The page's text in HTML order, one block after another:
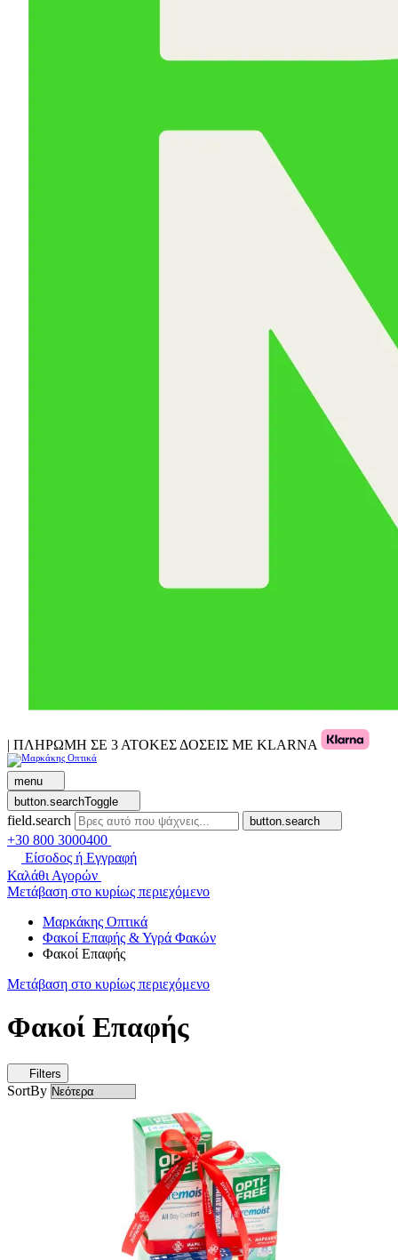
| ΠΛΗΡΩΜΗ ΣΕ 3 ΑΤΟΚΕΣ ΔΟΣΕΙΣ ΜΕ KLARNA
menu
button.searchToggle
field.search button.search
+30 800 3000400
Είσοδος ή Εγγραφή
Καλάθι Αγορών
Μετάβαση στο κυρίως περιεχόμενο
Μαρκάκης Οπτικά
Φακοί Επαφής & Υγρά Φακών
Φακοί Επαφής
Μετάβαση στο κυρίως περιεχόμενο
Φακοί Επαφής
Filters
SortBy